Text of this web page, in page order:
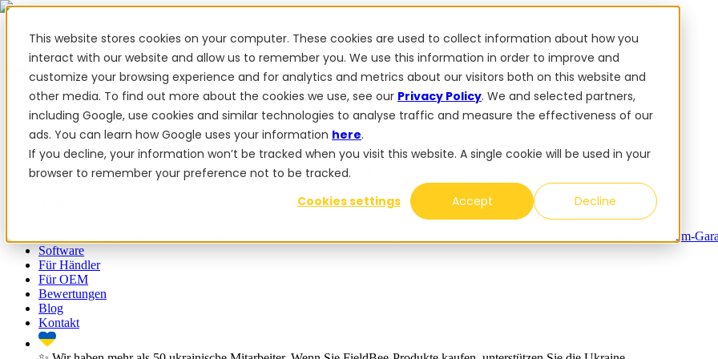
This website stores cookies on your computer. These cookies are used to collect information about how you
interact with our website and allow us to remember you. We use this information in order to improve and
customize your browsing experience and for analytics and metrics about our visitors both on this website and
other media. To find out more about the cookies we use, see our Privacy Policy. We and selected partners,
including Google, use cookies and similar technologies to analyse traffic and measure the effectiveness of our
ads. You can learn how Google uses your information here.
If you decline, your information won’t be tracked when you visit this website. A single cookie will be used in your
browser to remember your preference not to be tracked.
Cookies settings
Accept Decline
✨ Wir haben mehr als 50 ukrainische Mitarbeiter. Wenn Sie FieldBee-Produkte kaufen, unterstützen Sie die Ukraine.
Produkte
Produkte
PowerSteer™PowerSteer ReadyPowerGuide ISOBUS Upgrade-Kit
1-jährige Premium-
Software
Für Händler
Für OEM
Bewertungen
Blog
Kontakt